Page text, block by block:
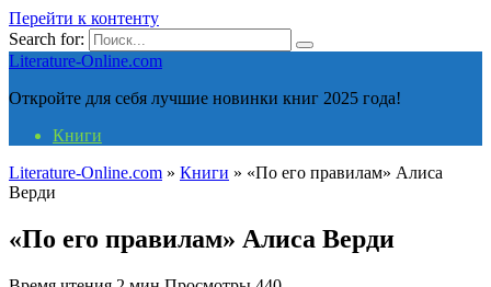
Перейти к контенту
Search for:
Literature-Online.com
Откройте для себя лучшие новинки книг 2025 года!
Книги
Literature-Online.com » Книги » «По его правилам» Алиса
Верди
«По его правилам» Алиса Верди